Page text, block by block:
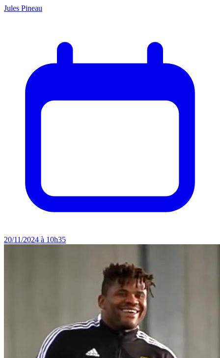
Jules Pineau
20/11/2024 à 10h35